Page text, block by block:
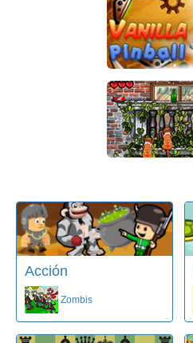
Acción
Zombis